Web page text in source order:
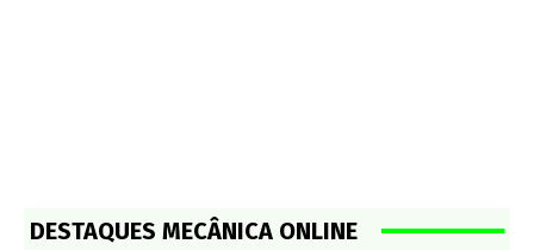
DESTAQUES MECÂNICA ONLINE